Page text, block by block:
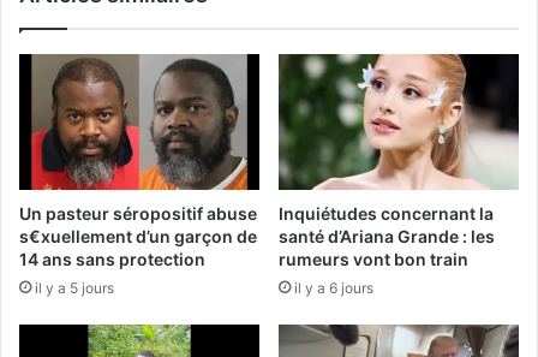
Un pasteur séropositif abuse
s€xuellement d’un garçon de
14 ans sans protection
il y a 5 jours
Inquiétudes concernant la
santé d’Ariana Grande : les
rumeurs vont bon train
il y a 6 jours